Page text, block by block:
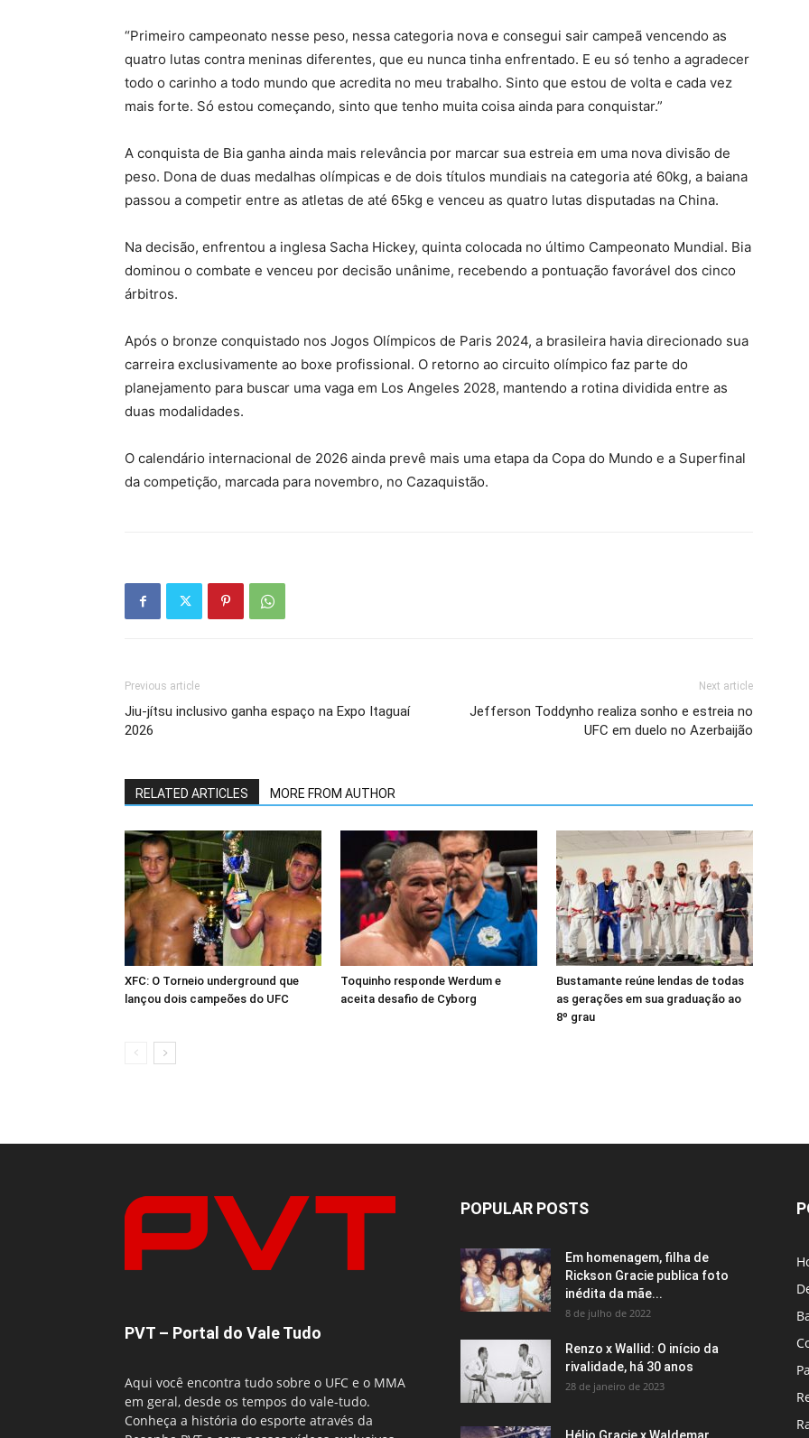
“Primeiro campeonato nesse peso, nessa categoria nova e consegui sair campeã vencendo as
quatro lutas contra meninas diferentes, que eu nunca tinha enfrentado. E eu só tenho a agradecer
todo o carinho a todo mundo que acredita no meu trabalho. Sinto que estou de volta e cada vez
mais forte. Só estou começando, sinto que tenho muita coisa ainda para conquistar.”
A conquista de Bia ganha ainda mais relevância por marcar sua estreia em uma nova divisão de
peso. Dona de duas medalhas olímpicas e de dois títulos mundiais na categoria até 60kg, a baiana
passou a competir entre as atletas de até 65kg e venceu as quatro lutas disputadas na China.
Na decisão, enfrentou a inglesa Sacha Hickey, quinta colocada no último Campeonato Mundial. Bia
dominou o combate e venceu por decisão unânime, recebendo a pontuação favorável dos cinco
árbitros.
Após o bronze conquistado nos Jogos Olímpicos de Paris 2024, a brasileira havia direcionado sua
carreira exclusivamente ao boxe profissional. O retorno ao circuito olímpico faz parte do
planejamento para buscar uma vaga em Los Angeles 2028, mantendo a rotina dividida entre as
duas modalidades.
O calendário internacional de 2026 ainda prevê mais uma etapa da Copa do Mundo e a Superfinal
da competição, marcada para novembro, no Cazaquistão.
Previous article
Jiu-jítsu inclusivo ganha espaço na Expo Itaguaí
2026
Next article
Jefferson Toddynho realiza sonho e estreia no
UFC em duelo no Azerbaijão
RELATED ARTICLES MORE FROM AUTHOR
XFC: O Torneio underground que
lançou dois campeões do UFC
Toquinho responde Werdum e
aceita desafio de Cyborg
Bustamante reúne lendas de todas
as gerações em sua graduação ao
8º grau
PVT – Portal do Vale Tudo
Aqui você encontra tudo sobre o UFC e o MMA
em geral, desde os tempos do vale-tudo.
Conheça a história do esporte através da
POPULAR POSTS
Em homenagem, filha de
Rickson Gracie publica foto
inédita da mãe...
8 de julho de 2022
Renzo x Wallid: O início da
rivalidade, há 30 anos
28 de janeiro de 2023